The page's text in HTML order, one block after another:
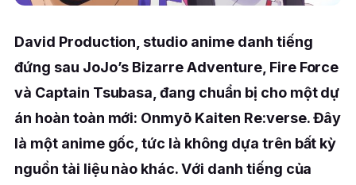
David Production, studio anime danh tiếng
đứng sau JoJo’s Bizarre Adventure, Fire Force
và Captain Tsubasa, đang chuẩn bị cho một dự
án hoàn toàn mới: Onmyō Kaiten Re:verse. Đây
là một anime gốc, tức là không dựa trên bất kỳ
nguồn tài liệu nào khác. Với danh tiếng của